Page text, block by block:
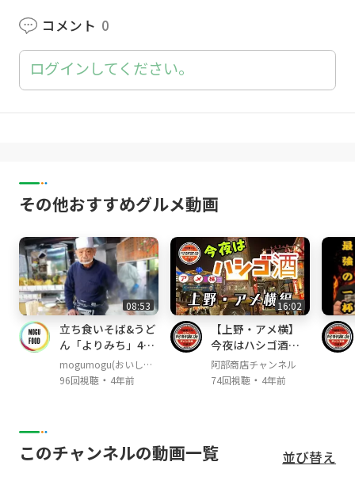
気になるお店があったら、
是非ZOOOアプリをダウンロードして
お店に行ってみてください！
きっと素敵な体験があなたを待っています！
コメント 0
ログインしてください。
その他おすすめグルメ動画
08:53
立ち食いそば&うど
ん「よりみち」40
秒高速提供！
mogumogu(おいしい
エンタメ)
96回視聴・ 4年前
16:02
【上野・アメ横】
今夜はハシゴ酒！
上野・アメ横飲み
歩き！現地待ち合
阿部商店チャンネル
74回視聴・ 4年前
このチャンネルの動画一覧 並び替え